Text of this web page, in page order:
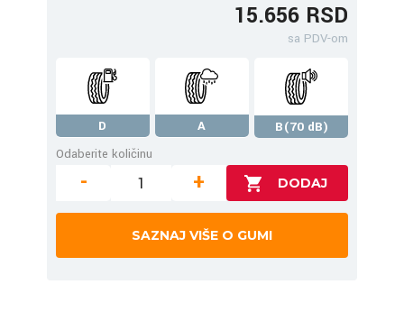
15.656 RSD
sa PDV-om
D A
B(70 dB)
Odaberite količinu
- +
SAZNAJ VIŠE O GUMI